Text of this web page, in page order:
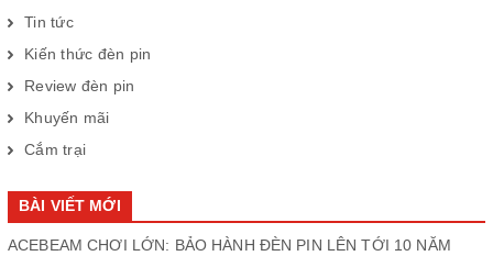
Tin tức
Kiến thức đèn pin
Review đèn pin
Khuyến mãi
Cắm trại
BÀI VIẾT MỚI
ACEBEAM CHƠI LỚN: BẢO HÀNH ĐÈN PIN LÊN TỚI 10 NĂM